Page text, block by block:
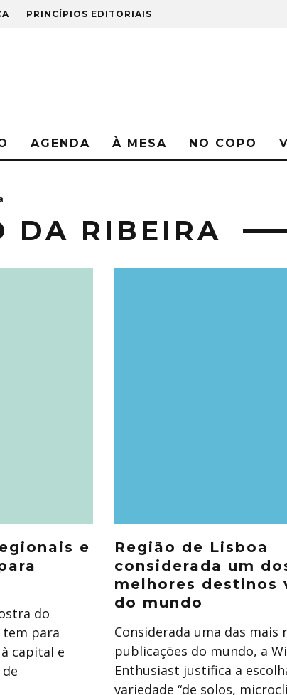
PRINCÍPIOS EDITORIAIS
AGENDA À MESA NO COPO
DA RIBEIRA
e
do
tem para
capital e
Região de Lisboa
considerada um
melhores destinos
do mundo
Considerada uma das mais
publicações do mundo, a
Enthusiast justifica a
variedade “de solos,